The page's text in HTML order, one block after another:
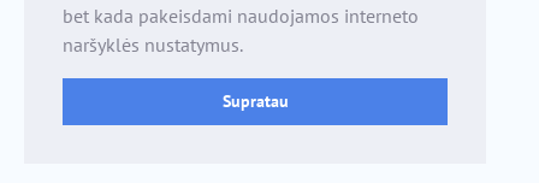
bet kada pakeisdami naudojamos interneto
naršyklės nustatymus.
Supratau